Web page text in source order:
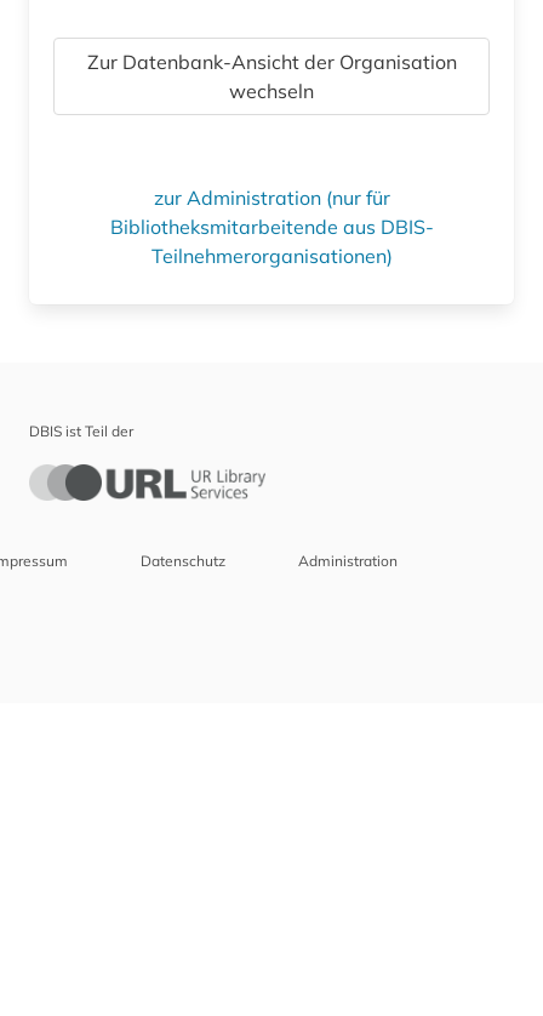
Zur Datenbank-Ansicht der Organisation
wechseln
zur Administration (nur für
Bibliotheksmitarbeitende aus DBIS-
Teilnehmerorganisationen)
DBIS ist Teil der
Datenschutz Administration